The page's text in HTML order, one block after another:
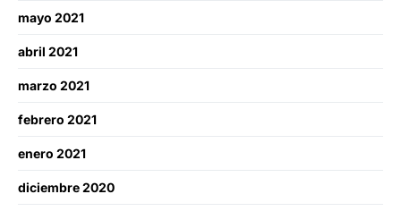
mayo 2021
abril 2021
marzo 2021
febrero 2021
enero 2021
diciembre 2020